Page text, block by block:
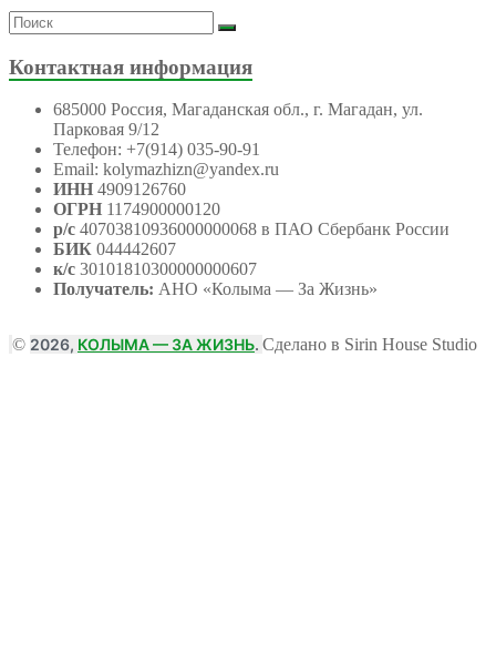
Контактная информация
685000 Россия, Магаданская обл., г. Магадан, ул.
Парковая 9/12
Телефон: +7(914) 035-90-91
Email: kolymazhizn@yandex.ru
ИНН 4909126760
ОГРН 1174900000120
р/с 40703810936000000068 в ПАО Сбербанк России
БИК 044442607
к/с 30101810300000000607
Получатель: АНО «Колыма — За Жизнь»
© 2026, КОЛЫМА — ЗА ЖИЗНЬ. Сделано в Sirin House Studio